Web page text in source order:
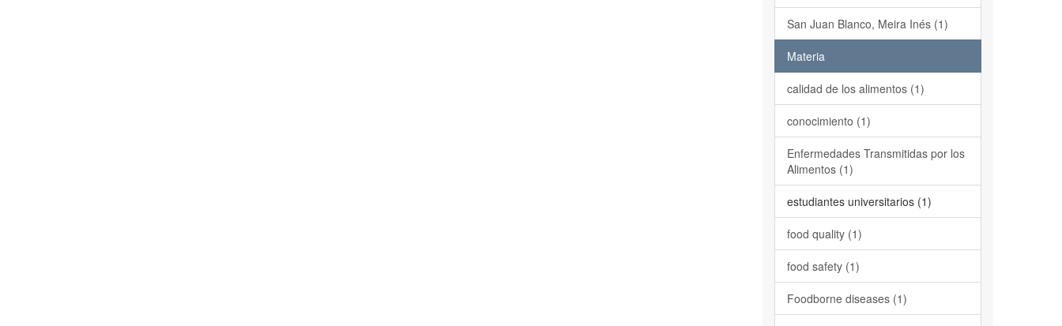
San Juan Blanco, Meira Inés (1)
Materia
calidad de los alimentos (1)
conocimiento (1)
Enfermedades Transmitidas por los
Alimentos (1)
estudiantes universitarios (1)
food quality (1)
food safety (1)
Foodborne diseases (1)